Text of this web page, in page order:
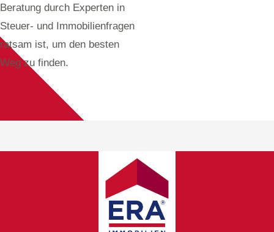
Beratung durch Experten in
Steuer- und Immobilienfragen
ratsam ist, um den besten
Weg zu finden.